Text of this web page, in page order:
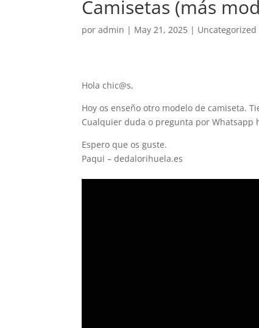
Camisetas (más
poradmin | May 21, 2025 | Uncategorized
Hola chic@s,
Hoy os enseño otro modelo de camiseta.
Cualquier duda o pregunta por Whatsapp
Espero que os guste.
Paqui – dedalorihuela.es